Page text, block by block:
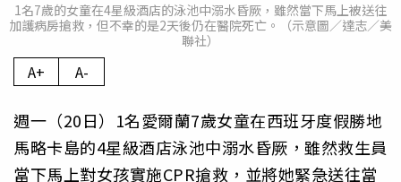
1名7歲的女童在4星級酒店的泳池中溺水昏厥，雖然當下馬上被送往
加護病房搶救，但不幸的是2天後仍在醫院死亡。（示意圖／達志／美
聯社）
A+ A-
週一（20日）1名愛爾蘭7歲女童在西班牙度假勝地
馬略卡島的4星級酒店泳池中溺水昏厥，雖然救生員
當下馬上對女孩實施CPR搶救，並將她緊急送往當